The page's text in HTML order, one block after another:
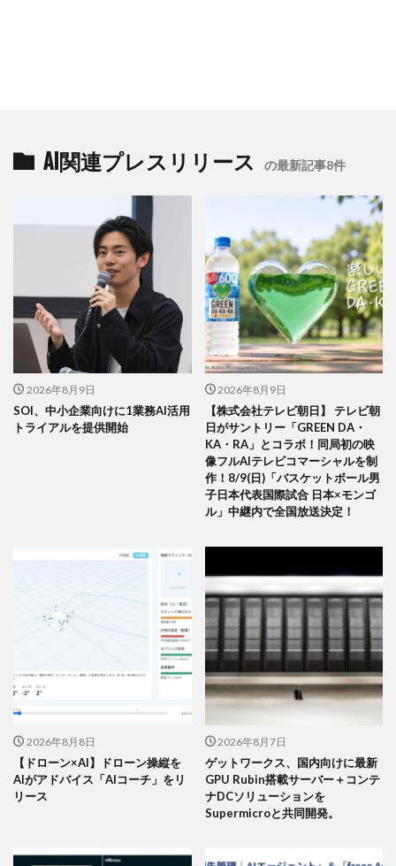
AI関連プレスリリース の最新記事8件
2026年8月9日
SOI、中小企業向けに1業務AI活用
トライアルを提供開始
2026年8月9日
【株式会社テレビ朝日】 テレビ朝
日がサントリー「GREEN DA・
KA・RA」とコラボ！同局初の映
像フルAIテレビコマーシャルを制
作！8/9(日)「バスケットボール男
子日本代表国際試合 日本×モンゴ
ル」中継内で全国放送決定！
2026年8月8日
【ドローン×AI】ドローン操縦を
AIがアドバイス「AIコーチ」をリ
リース
2026年8月7日
ゲットワークス、国内向けに最新
GPU Rubin搭載サーバー＋コンテ
ナDCソリューションを
Supermicroと共同開発。